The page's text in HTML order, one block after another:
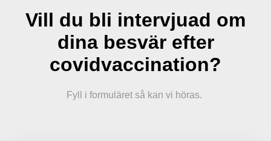
Vill du bli intervjuad om
dina besvär efter
covidvaccination?
Fyll i formuläret så kan vi höras.